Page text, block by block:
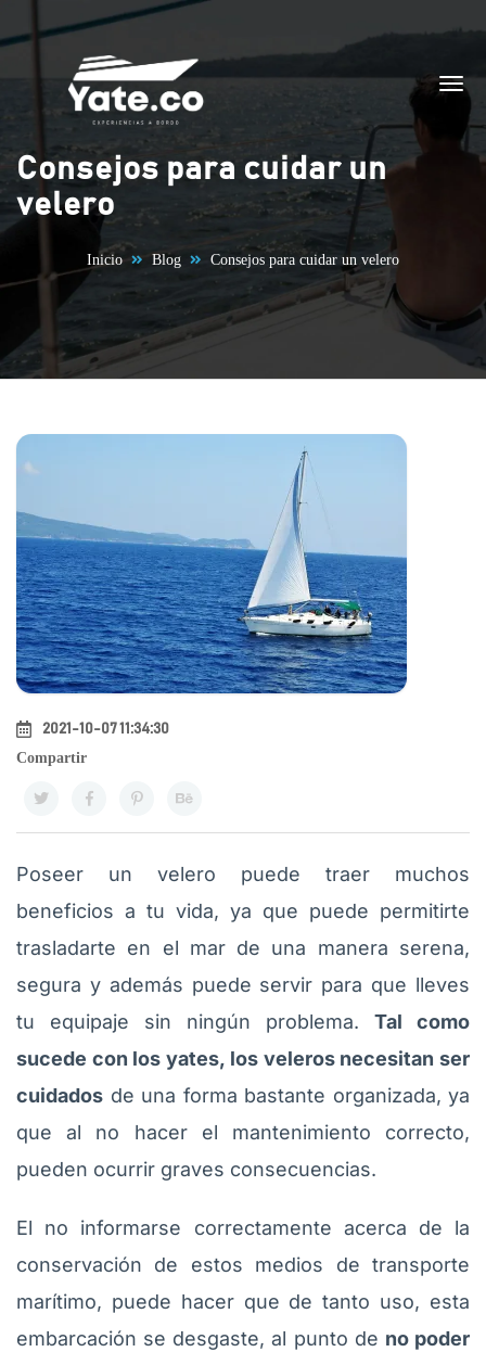
Saltar al contenido
Consejos para cuidar un
velero
Inicio Blog Consejos para cuidar un velero
2021-10-07 11:34:30
Compartir
Poseer un velero puede traer muchos
beneficios a tu vida, ya que puede permitirte
trasladarte en el mar de una manera serena,
segura y además puede servir para que lleves
tu equipaje sin ningún problema. Tal como
sucede con los yates, los veleros necesitan ser
cuidados de una forma bastante organizada, ya
que al no hacer el mantenimiento correcto,
pueden ocurrir graves consecuencias.
El no informarse correctamente acerca de la
conservación de estos medios de transporte
marítimo, puede hacer que de tanto uso, esta
embarcación se desgaste, al punto de no poder